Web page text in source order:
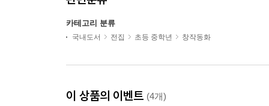
카테고리 분류
국내도서 전집 초등 중학년 창작동화
이 상품의 이벤트 (4개)